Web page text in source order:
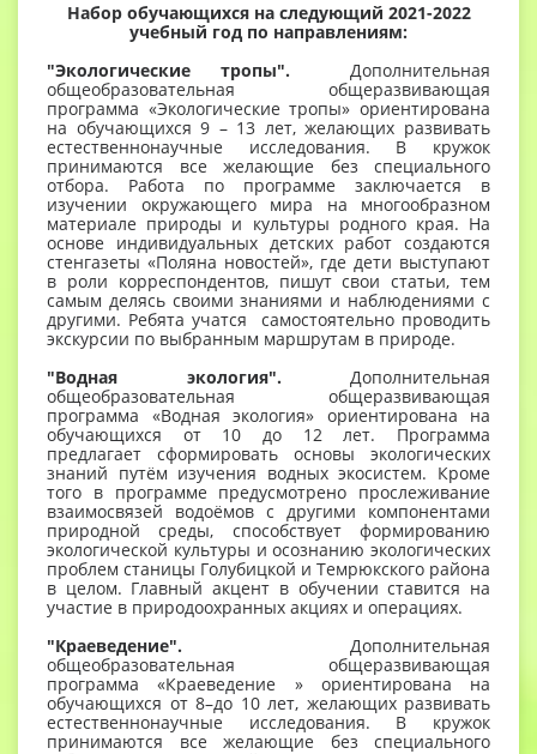
Набор обучающихся на следующий 2021-2022
учебный год по направлениям:
"Экологические тропы".
Дополнительная
общеобразовательная общеразвивающая
программа «Экологические тропы» ориентирована
на обучающихся 9 – 13 лет, желающих развивать
естественнонаучные исследования. В кружок
принимаются все желающие без специального
отбора. Работа по программе заключается в
изучении окружающего мира на многообразном
материале природы и культуры родного края. На
основе индивидуальных детских работ создаются
стенгазеты «Поляна новостей», где дети выступают
в роли корреспондентов, пишут свои статьи, тем
самым делясь своими знаниями и наблюдениями с
другими. Ребята учатся самостоятельно проводить
экскурсии по выбранным маршрутам в природе.
"Водная экология". Дополнительная
общеобразовательная общеразвивающая
программа «Водная экология» ориентирована на
обучающихся от 10 до 12 лет. Программа
предлагает сформировать основы экологических
знаний путём изучения водных экосистем. Кроме
того в программе предусмотрено прослеживание
взаимосвязей водоёмов с другими компонентами
природной среды, способствует формированию
экологической культуры и осознанию экологических
проблем станицы Голубицкой и Темрюкского района
в целом. Главный акцент в обучении ставится на
участие в природоохранных акциях и операциях.
"Краеведение". Дополнительная
общеобразовательная общеразвивающая
программа «Краеведение » ориентирована на
обучающихся от 8–до 10 лет, желающих развивать
естественнонаучные исследования. В кружок
принимаются все желающие без специального